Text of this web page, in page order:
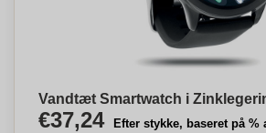
Vandtæt Smartwatch i
€37,24 Efter stykke, baseret på %